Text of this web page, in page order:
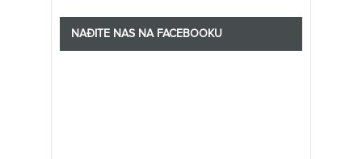
NAĐITE NAS NA FACEBOOKU